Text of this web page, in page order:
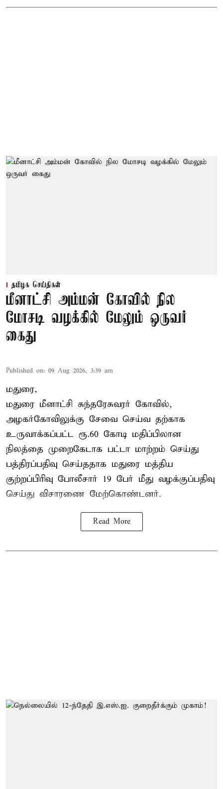
தமிழக செய்திகள்
மீனாட்சி அம்மன் கோவில் நில
மோசடி வழக்கில் மேலும் ஒருவர்
கைது
Published on: 09 Aug 2026, 3:39 am
மதுரை,
மதுரை மீனாட்சி சுந்தரேசுவரர் கோவில்,
அழகர்கோவிலுக்கு சேவை செய்வ தற்காக
உருவாக்கப்பட்ட ரூ.60 கோடி மதிப்பிலான
நிலத்தை முறைகேடாக பட்டா மாற்றம் செய்து
பத்திரப்பதிவு செய்ததாக மதுரை மத்திய
குற்றப்பிரிவு போலீசார் 19 பேர் மீது வழக்குப்பதிவு
செய்து விசாரணை மேற்கொண்டனர்.
Read More